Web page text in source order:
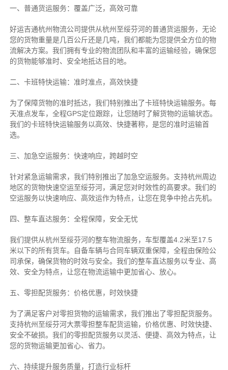
一、普通货运服务：覆盖广泛，高效可靠
好运吉通杭州物流公司提供从杭州至绥芬河的普通货运服务，无论
您的货物重量是几百公斤还是几吨，我们都能为您提供全方位的物
流解决方案。我们拥有专业的物流团队和丰富的运输经验，确保您
的货物能够准时、安全地抵达目的地。
二、卡班特快运输：准时准点，高效快捷
为了保障货物的准时抵达，我们特别推出了卡班特快运输服务。每
天准点发车，全程GPS定位跟踪，让您随时了解货物的运输状态。
我们的卡班特快运输服务以高效、快捷著称，是您的准时运输首
选。
三、加急空运服务：快速响应，跨越时空
针对紧急运输需求，我们特别推出了加急空运服务。支持杭州周边
地区的货物快速空运至绥芬河，满足您对时效性的高要求。我们的
空运服务以快速响应、高效运作为特点，让您在竞争中抢占先机。
四、整车直达服务：全程保障，安全无忧
我们提供从杭州至绥芬河的整车物流服务，车型覆盖4.2米至17.5
米以下的所有货车。自备车辆与合同车辆双重保障，全程由保险公
司承保，确保货物的时效与安全。我们的整车直达服务以专业、高
效、安全为特点，让您在物流运输中更加省心、放心。
五、零担配货服务：价格优惠，时效快捷
为了满足客户对零担货物的运输需求，我们推出了零担配货服务。
支持杭州至绥芬河大票零担整车配货运输，价格优惠、时效快捷、
安全不破损。我们的零担配货服务以灵活、便捷、高效为特点，让
您的货物运输更加省心、省力。
六、持续提升服务质量，打造行业标杆